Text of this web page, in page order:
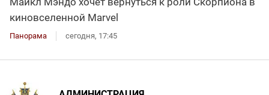
киновселенной Marvel
Панорама сегодня, 17:45